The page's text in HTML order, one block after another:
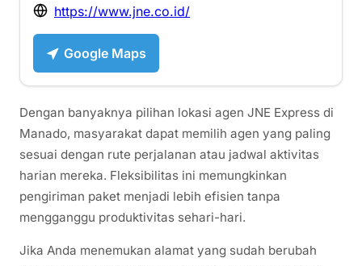
https://www.jne.co.id/
Google Maps
Dengan banyaknya pilihan lokasi agen JNE Express di
Manado, masyarakat dapat memilih agen yang paling
sesuai dengan rute perjalanan atau jadwal aktivitas
harian mereka. Fleksibilitas ini memungkinkan
pengiriman paket menjadi lebih efisien tanpa
mengganggu produktivitas sehari-hari.
Jika Anda menemukan alamat yang sudah berubah